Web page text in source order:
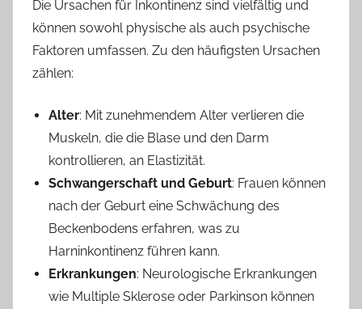
Die Ursachen für Inkontinenz sind vielfältig und
können sowohl physische als auch psychische
Faktoren umfassen. Zu den häufigsten Ursachen
zählen:
Alter: Mit zunehmendem Alter verlieren die
Muskeln, die die Blase und den Darm
kontrollieren, an Elastizität.
Schwangerschaft und Geburt: Frauen können
nach der Geburt eine Schwächung des
Beckenbodens erfahren, was zu
Harninkontinenz führen kann.
Erkrankungen: Neurologische Erkrankungen
wie Multiple Sklerose oder Parkinson können